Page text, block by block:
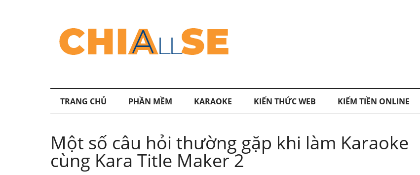
TRANG CHỦ PHẦN MỀM KARAOKE KIẾN THỨC WEB KIẾM TIỀN ONLINE
Một số câu hỏi thường gặp khi làm Karaoke
cùng Kara Title Maker 2